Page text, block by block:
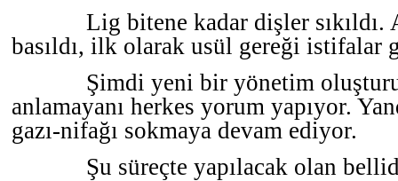
Lig bitene kadar dişler sıkıldı.
basıldı, ilk olarak usül gereği istifalar
Şimdi yeni bir yönetim
anlamayanı herkes yorum yapıyor.
gazı-nifağı sokmaya devam ediyor.
Şu süreçte yapılacak olan